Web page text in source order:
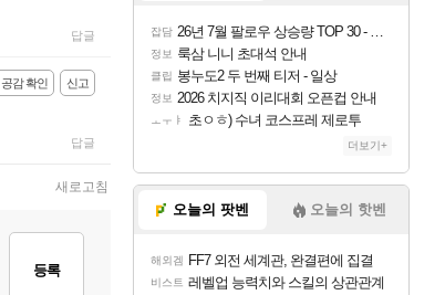
답글
신고
공감 확인
답글
새로고침
등록
잡담 26년 7월 팔로우 상승량 TOP 30 - 월간 치지직
정보 룩삼 니니 초대석 안내
클립 봉누도2 두 번째 티저 - 일상
정보 2026 치지직 이리대회 오픈컵 안내
ㅗㅜㅑ 초ㅇㅎ) 수녀 코스프레 제로투
더보기+
오늘의 팟벤 오늘의 핫벤
해외겜 FF7 외전 세계관, 완결편에 집결
비스트 레벨업 능력치와 스킬의 상관관계